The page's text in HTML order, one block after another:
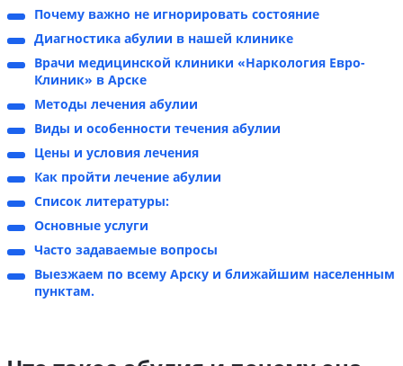
Почему важно не игнорировать состояние
Диагностика абулии в нашей клинике
Врачи медицинской клиники «Наркология Евро-
Клиник» в Арске
Методы лечения абулии
Виды и особенности течения абулии
Цены и условия лечения
Как пройти лечение абулии
Список литературы:
Основные услуги
Часто задаваемые вопросы
Выезжаем по всему Арску и ближайшим населенным
пунктам.